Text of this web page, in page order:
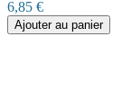
6,85 €
Ajouter au panier